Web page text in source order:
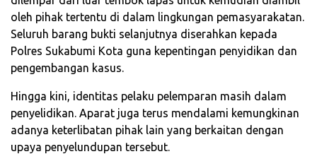
oleh pihak tertentu di dalam lingkungan pemasyarakatan.
Seluruh barang bukti selanjutnya diserahkan kepada
Polres Sukabumi Kota guna kepentingan penyidikan dan
pengembangan kasus.
Hingga kini, identitas pelaku pelemparan masih dalam
penyelidikan. Aparat juga terus mendalami kemungkinan
adanya keterlibatan pihak lain yang berkaitan dengan
upaya penyelundupan tersebut.